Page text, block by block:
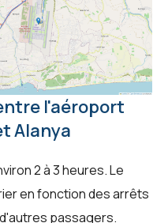
l'aéroport
Alanya
2 à 3 heures. Le
en fonction des arrêts
passagers.